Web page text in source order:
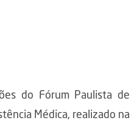
do Fórum Paulista de
Médica, realizado na